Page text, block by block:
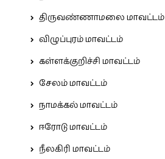
திருவண்ணாமலை மாவட்டம்
விழுப்புரம் மாவட்டம்
கள்ளக்குறிச்சி மாவட்டம்
சேலம் மாவட்டம்
நாமக்கல் மாவட்டம்
ஈரோடு மாவட்டம்
நீலகிரி மாவட்டம்